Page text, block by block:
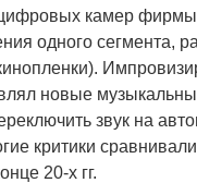
камер фирмы
одного сегмента,
новые
звук на
критики
20-х гг.